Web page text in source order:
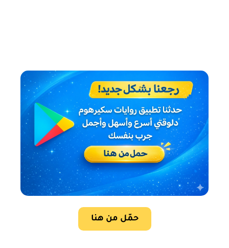
حمّل من هنا